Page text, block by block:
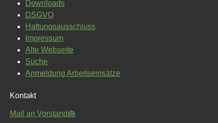
Downloads
DSGVO
Haftungsausschluss
Impressum
Alte Webseite
Suche
Anmeldung Arbeitseinsätze
Kontakt
Mail an Vorstand